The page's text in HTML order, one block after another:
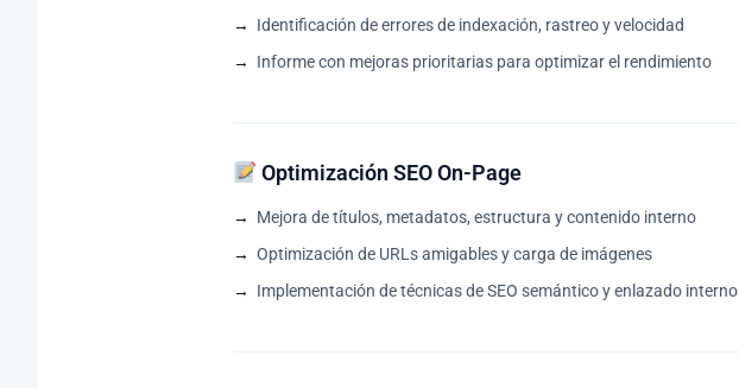
Identificación de errores de indexación, rastreo y velocidad
Informe con mejoras prioritarias para optimizar el rendimiento
Optimización SEO On-Page
Mejora de títulos, metadatos, estructura y contenido interno
Optimización de URLs amigables y carga de imágenes
Implementación de técnicas de SEO semántico y enlazado interno